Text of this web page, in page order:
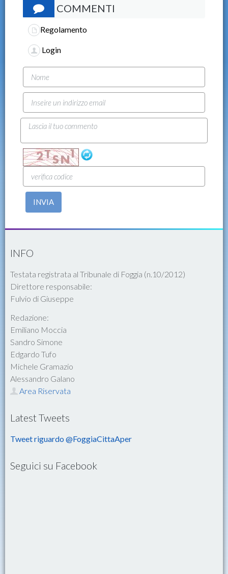
COMMENTI
Regolamento
Login
INVIA
INFO
Testata registrata al Tribunale di Foggia (n.10/2012)
Direttore responsabile:
Fulvio di Giuseppe
Redazione:
Emiliano Moccia
Sandro Simone
Edgardo Tufo
Michele Gramazio
Alessandro Galano
Area Riservata
Latest Tweets
Tweet riguardo @FoggiaCittaAper
Seguici su Facebook